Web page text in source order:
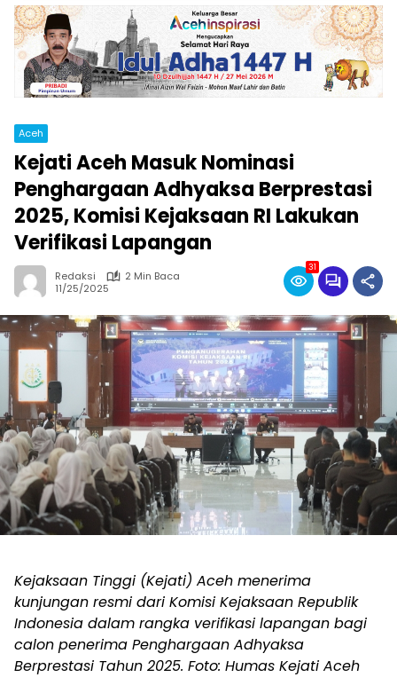
Aceh
Kejati Aceh Masuk Nominasi
Penghargaan Adhyaksa Berprestasi
2025, Komisi Kejaksaan RI Lakukan
Verifikasi Lapangan
Redaksi
2 Min Baca
11/25/2025
31
Kejaksaan Tinggi (Kejati) Aceh menerima
kunjungan resmi dari Komisi Kejaksaan Republik
Indonesia dalam rangka verifikasi lapangan bagi
calon penerima Penghargaan Adhyaksa
Berprestasi Tahun 2025. Foto: Humas Kejati Aceh